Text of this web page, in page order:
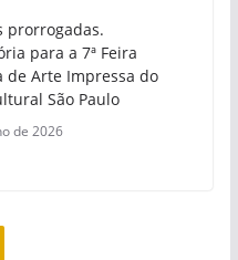
prorrogadas.
para a 7ª Feira
de Arte Impressa do
São Paulo
de 2026